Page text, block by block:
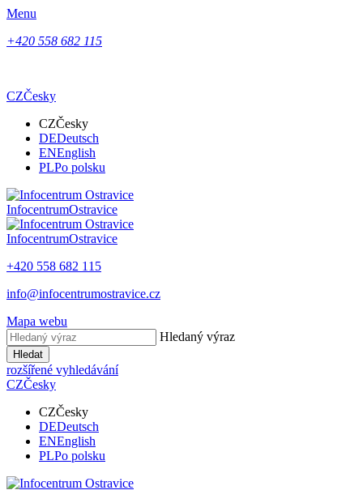
Menu
+420 558 682 115
CZČesky
CZČesky
DEDeutsch
ENEnglish
PLPo polsku
InfocentrumOstravice
InfocentrumOstravice
+420 558 682 115
info@infocentrumostravice.cz
Mapa webu
Hledaný výraz
Hledat
rozšířené vyhledávání
CZČesky
CZČesky
DEDeutsch
ENEnglish
PLPo polsku